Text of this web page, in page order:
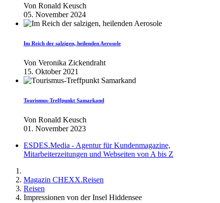
Von Ronald Keusch
05. November 2024
Im Reich der salzigen, heilenden Aerosole
Von Veronika Zickendraht
15. Oktober 2021
Tourismus-Treffpunkt Samarkand
Von Ronald Keusch
01. November 2023
ESDES.Media - Agentur für Kundenmagazine,
Mitarbeiterzeitungen und Webseiten von A bis Z
Magazin CHEXX.Reisen
Reisen
Impressionen von der Insel Hiddensee